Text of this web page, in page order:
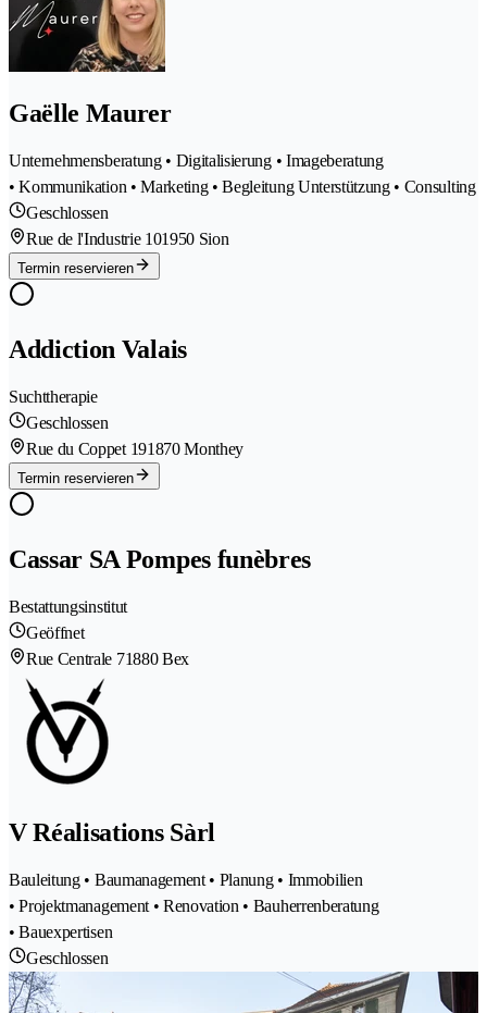
Gaëlle Maurer
Unternehmensberatung • Digitalisierung • Imageberatung
• Kommunikation • Marketing • Begleitung Unterstützung • Consulting
Geschlossen
Rue de l'Industrie 101950 Sion
Termin reservieren
Addiction Valais
Suchttherapie
Geschlossen
Rue du Coppet 191870 Monthey
Termin reservieren
Cassar SA Pompes funèbres
Bestattungsinstitut
Geöffnet
Rue Centrale 71880 Bex
V Réalisations Sàrl
Bauleitung • Baumanagement • Planung • Immobilien
• Projektmanagement • Renovation • Bauherrenberatung
• Bauexpertisen
Geschlossen